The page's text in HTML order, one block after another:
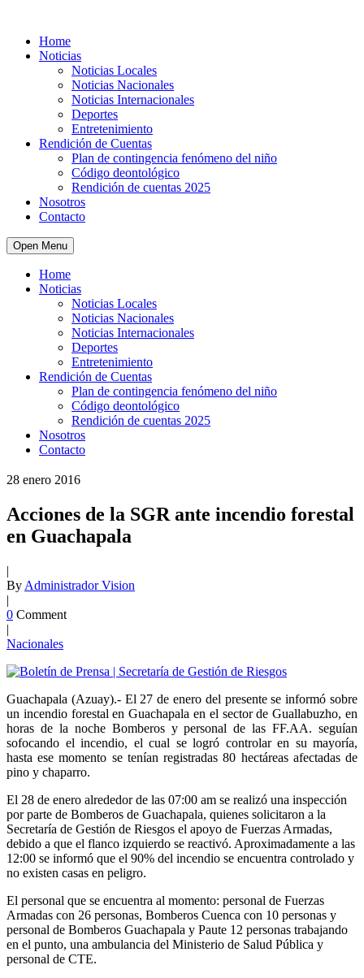
Home
Noticias
Noticias Locales
Noticias Nacionales
Noticias Internacionales
Deportes
Entretenimiento
Rendición de Cuentas
Plan de contingencia fenómeno del niño
Código deontológico
Rendición de cuentas 2025
Nosotros
Contacto
Open Menu
Home
Noticias
Noticias Locales
Noticias Nacionales
Noticias Internacionales
Deportes
Entretenimiento
Rendición de Cuentas
Plan de contingencia fenómeno del niño
Código deontológico
Rendición de cuentas 2025
Nosotros
Contacto
28 enero 2016
Acciones de la SGR ante incendio forestal
en Guachapala
|
By Administrador Vision
|
0 Comment
|
Nacionales
Guachapala (Azuay).- El 27 de enero del presente se informó sobre
un incendio forestal en Guachapala en el sector de Guallabuzho, en
horas de la noche Bomberos y personal de las FF.AA. seguían
sofocando el incendio, el cual se logró controlar en su mayoría,
hasta ese momento se tenían registradas 80 hectáreas afectadas de
pino y chaparro.
El 28 de enero alrededor de las 07:00 am se realizó una inspección
por parte de Bomberos de Guachapala, quienes solicitaron a la
Secretaría de Gestión de Riesgos el apoyo de Fuerzas Armadas,
debido a que el flanco izquierdo se reactivó. Aproximadamente a las
12:00 se informó que el 90% del incendio se encuentra controlado y
no existen casas en peligro.
El personal que se encuentra al momento: personal de Fuerzas
Armadas con 26 personas, Bomberos Cuenca con 10 personas y
personal de Bomberos Guachapala y Paute 12 personas trabajando
en el punto, una ambulancia del Ministerio de Salud Pública y
personal de CTE.